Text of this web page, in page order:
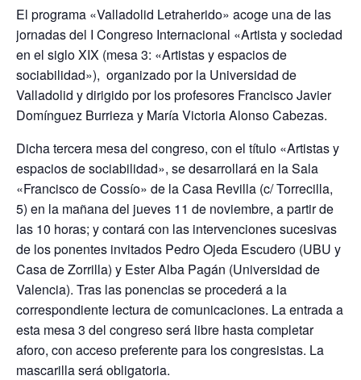
El programa «Valladolid Letraherido» acoge una de las
jornadas del I Congreso Internacional «Artista y sociedad
en el siglo XIX (mesa 3: «Artistas y espacios de
sociabilidad»), organizado por la Universidad de
Valladolid y dirigido por los profesores Francisco Javier
Domínguez Burrieza y María Victoria Alonso Cabezas.
Dicha tercera mesa del congreso, con el título «Artistas y
espacios de sociabilidad», se desarrollará en la Sala
«Francisco de Cossío» de la Casa Revilla (c/ Torrecilla,
5) en la mañana del jueves 11 de noviembre, a partir de
las 10 horas; y contará con las intervenciones sucesivas
de los ponentes invitados Pedro Ojeda Escudero (UBU y
Casa de Zorrilla) y Ester Alba Pagán (Universidad de
Valencia). Tras las ponencias se procederá a la
correspondiente lectura de comunicaciones. La entrada a
esta mesa 3 del congreso será libre hasta completar
aforo, con acceso preferente para los congresistas. La
mascarilla será obligatoria.